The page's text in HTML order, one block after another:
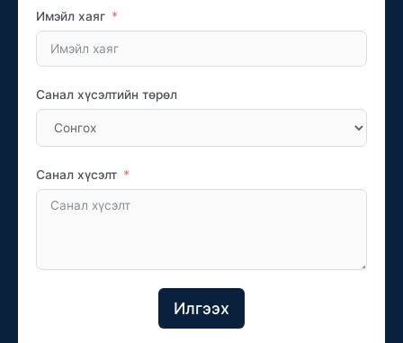
Имэйл хаяг
Санал хүсэлтийн төрөл
Санал хүсэлт
Илгээх